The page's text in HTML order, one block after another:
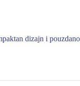
dizajn i